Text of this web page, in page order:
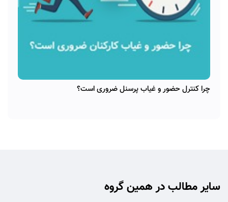
چرا کنترل حضور و غیاب پرسنل ضروری است؟
سایر مطالب در همین گروه